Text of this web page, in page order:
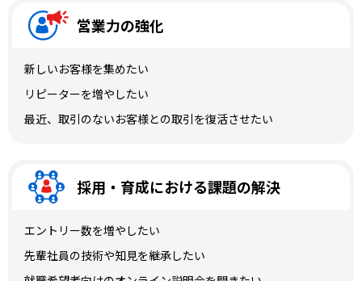
営業力の強化
新しいお客様を集めたい
リピーターを増やしたい
最近、取引のないお客様との取引を復活させたい
採用・育成における課題の解決
エントリー数を増やしたい
先輩社員の技術や知見を継承したい